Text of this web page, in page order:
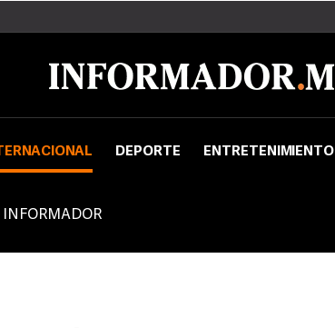
DEPORTE ENTRETENIMIENTO
INFORMADOR